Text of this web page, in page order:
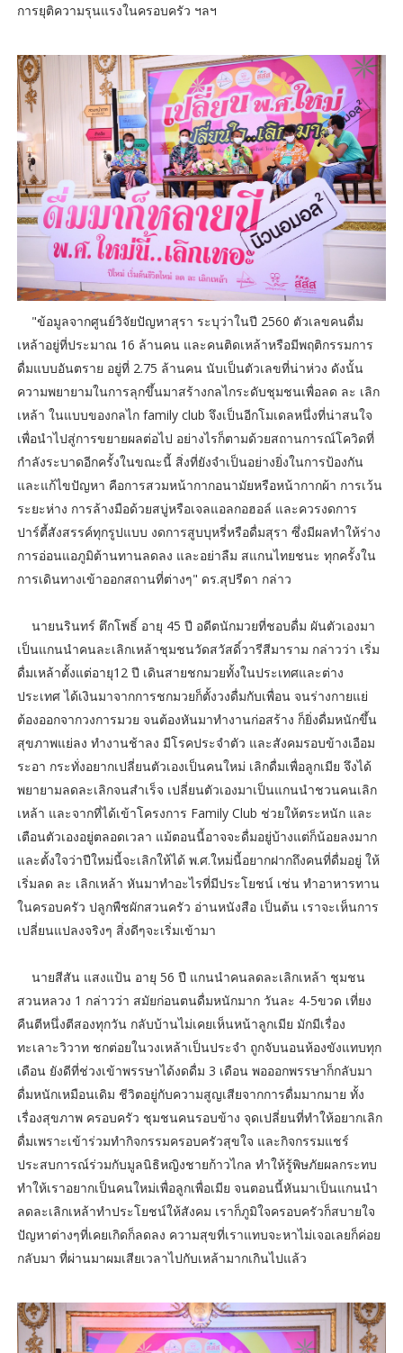
การยุติความรุนแรงในครอบครัว ฯลฯ
"ข้อมูลจากศูนย์วิจัยปัญหาสุรา ระบุว่าในปี 2560 ตัวเลขคนดื่ม
เหล้าอยู่ที่ประมาณ 16 ล้านคน และคนติดเหล้าหรือมีพฤติกรรมการ
ดื่มแบบอันตราย อยู่ที่ 2.75 ล้านคน นับเป็นตัวเลขที่น่าห่วง ดังนั้น
ความพยายามในการลุกขึ้นมาสร้างกลไกระดับชุมชนเพื่อลด ละ เลิก
เหล้า ในแบบของกลไก family club จึงเป็นอีกโมเดลหนึ่งที่น่าสนใจ
เพื่อนำไปสู่การขยายผลต่อไป อย่างไรก็ตามด้วยสถานการณ์โควิดที่
กำลังระบาดอีกครั้งในขณะนี้ สิ่งที่ยังจำเป็นอย่างยิ่งในการป้องกัน
และแก้ไขปัญหา คือการสวมหน้ากากอนามัยหรือหน้ากากผ้า การเว้น
ระยะห่าง การล้างมือด้วยสบู่หรือเจลแอลกอฮอล์ และควรงดการ
ปาร์ตี้สังสรรค์ทุกรูปแบบ งดการสูบบุหรี่หรือดื่มสุรา ซึ่งมีผลทำให้ร่าง
การอ่อนแอภูมิต้านทานลดลง และอย่าลืม สแกนไทยชนะ ทุกครั้งใน
การเดินทางเข้าออกสถานที่ต่างๆ" ดร.สุปรีดา กล่าว
นายนรินทร์ ตึกโพธิ์ อายุ 45 ปี อดีตนักมวยที่ชอบดื่ม ผันตัวเองมา
เป็นแกนนำคนละเลิกเหล้าชุมชนวัดสวัสดิ์วารีสีมาราม กล่าวว่า เริ่ม
ดื่มเหล้าตั้งแต่อายุ12 ปี เดินสายชกมวยทั้งในประเทศและต่าง
ประเทศ ได้เงินมาจากการชกมวยก็ตั้งวงดื่มกับเพื่อน จนร่างกายแย่
ต้องออกจากวงการมวย จนต้องหันมาทำงานก่อสร้าง ก็ยิ่งดื่มหนักขึ้น
สุขภาพแย่ลง ทำงานช้าลง มีโรคประจำตัว และสังคมรอบข้างเอือม
ระอา กระทั่งอยากเปลี่ยนตัวเองเป็นคนใหม่ เลิกดื่มเพื่อลูกเมีย จึงได้
พยายามลดละเลิกจนสำเร็จ เปลี่ยนตัวเองมาเป็นแกนนำชวนคนเลิก
เหล้า และจากที่ได้เข้าโครงการ Family Club ช่วยให้ตระหนัก และ
เตือนตัวเองอยู่ตลอดเวลา แม้ตอนนี้อาจจะดื่มอยู่บ้างแต่ก็น้อยลงมาก
และตั้งใจว่าปีใหม่นี้จะเลิกให้ได้ พ.ศ.ใหม่นี้อยากฝากถึงคนที่ดื่มอยู่ ให้
เริ่มลด ละ เลิกเหล้า หันมาทำอะไรที่มีประโยชน์ เช่น ทำอาหารทาน
ในครอบครัว ปลูกพืชผักสวนครัว อ่านหนังสือ เป็นต้น เราจะเห็นการ
เปลี่ยนแปลงจริงๆ สิ่งดีๆจะเริ่มเข้ามา
นายสีสัน แสงแป้น อายุ 56 ปี แกนนำคนลดละเลิกเหล้า ชุมชน
สวนหลวง 1 กล่าวว่า สมัยก่อนตนดื่มหนักมาก วันละ 4-5ขวด เที่ยง
คืนตีหนึ่งตีสองทุกวัน กลับบ้านไม่เคยเห็นหน้าลูกเมีย มักมีเรื่อง
ทะเลาะวิวาท ชกต่อยในวงเหล้าเป็นประจำ ถูกจับนอนห้องขังแทบทุก
เดือน ยังดีที่ช่วงเข้าพรรษาได้งดดื่ม 3 เดือน พอออกพรรษาก็กลับมา
ดื่มหนักเหมือนเดิม ชีวิตอยู่กับความสูญเสียจากการดื่มมากมาย ทั้ง
เรื่องสุขภาพ ครอบครัว ชุมชนคนรอบข้าง จุดเปลี่ยนที่ทำให้อยากเลิก
ดื่มเพราะเข้าร่วมทำกิจกรรมครอบครัวสุขใจ และกิจกรรมแชร์
ประสบการณ์ร่วมกับมูลนิธิหญิงชายก้าวไกล ทำให้รู้พิษภัยผลกระทบ
ทำให้เราอยากเป็นคนใหม่เพื่อลูกเพื่อเมีย จนตอนนี้หันมาเป็นแกนนำ
ลดละเลิกเหล้าทำประโยชน์ให้สังคม เราก็ภูมิใจครอบครัวก็สบายใจ
ปัญหาต่างๆที่เคยเกิดก็ลดลง ความสุขที่เราแทบจะหาไม่เจอเลยก็ค่อย
กลับมา ที่ผ่านมาผมเสียเวลาไปกับเหล้ามากเกินไปแล้ว